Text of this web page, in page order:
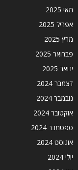
מאי 2025
אפריל 2025
מרץ 2025
פברואר 2025
ינואר 2025
דצמבר 2024
נובמבר 2024
אוקטובר 2024
ספטמבר 2024
אוגוסט 2024
יולי 2024